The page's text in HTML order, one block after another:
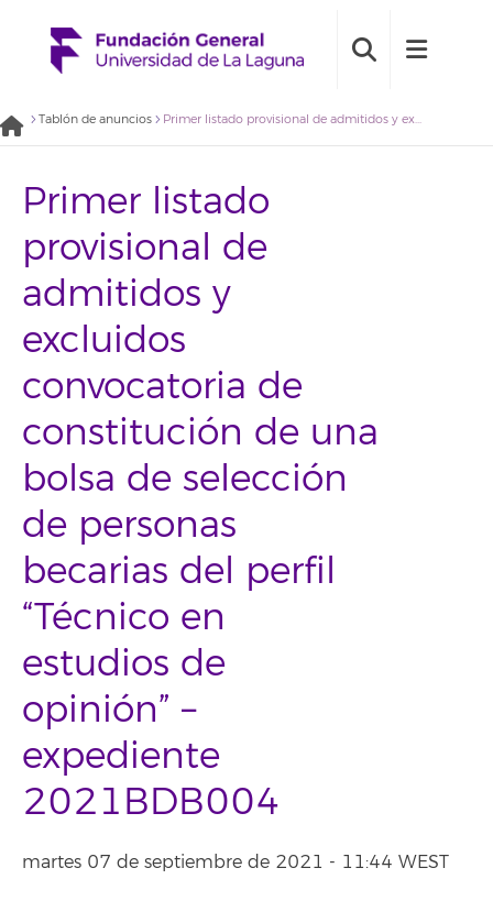
Tablón de anuncios Primer listado provisional de admitidos y excluidos convocatoria de constitución de una bolsa de selección de personas becarias del perfil “Técnico en estudios de opinión” – expediente 2021BDB004
Primer listado
provisional de
admitidos y
excluidos
convocatoria de
constitución de una
bolsa de selección
de personas
becarias del perfil
“Técnico en
estudios de
opinión” –
expediente
2021BDB004
martes 07 de septiembre de 2021 - 11:44 WEST